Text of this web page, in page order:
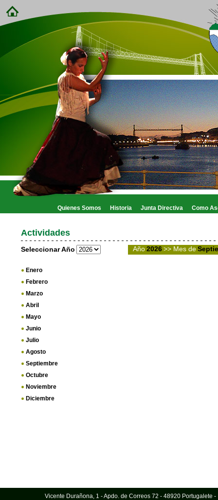
Quienes Somos Historia Junta Directiva Como
Actividades
Seleccionar Año
Enero
Febrero
Marzo
Abril
Mayo
Junio
Julio
Agosto
Septiembre
Octubre
Noviembre
Diciembre
Año2026>> Mes de
Vicente Durañona, 1 - Apdo. de Correos 72 - 48920 Portugalete